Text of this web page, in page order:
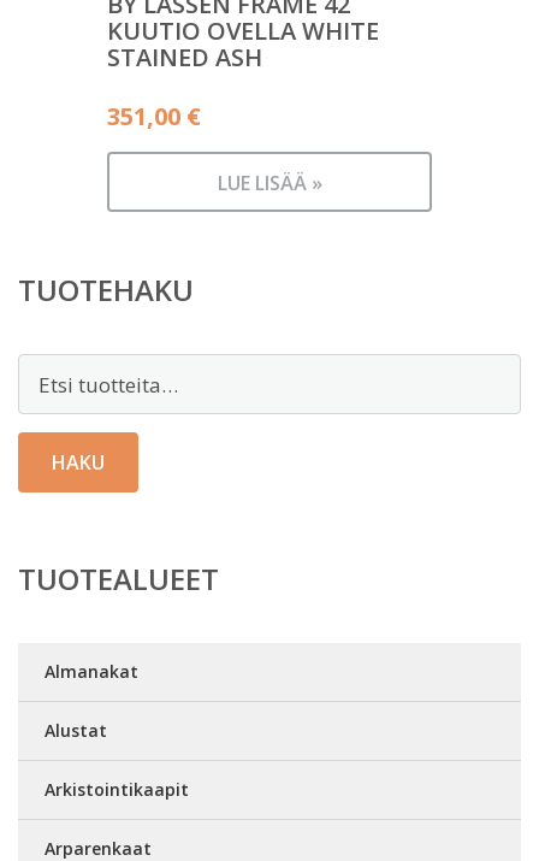
KUUTIO OVELLA WHITE
STAINED ASH
351,00 €
LUE LISÄÄ »
TUOTEHAKU
HAKU
TUOTEALUEET
Almanakat
Alustat
Arkistointikaapit
Arparenkaat